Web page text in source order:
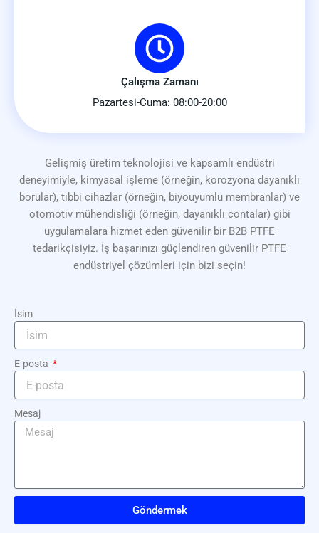
Çalışma Zamanı
Pazartesi-Cuma: 08:00-20:00
Gelişmiş üretim teknolojisi ve kapsamlı endüstri
deneyimiyle, kimyasal işleme (örneğin, korozyona dayanıklı
borular), tıbbi cihazlar (örneğin, biyouyumlu membranlar) ve
otomotiv mühendisliği (örneğin, dayanıklı contalar) gibi
uygulamalara hizmet eden güvenilir bir B2B PTFE
tedarikçisiyiz. İş başarınızı güçlendiren güvenilir PTFE
endüstriyel çözümleri için bizi seçin!
İsim
E-posta
Mesaj
Göndermek